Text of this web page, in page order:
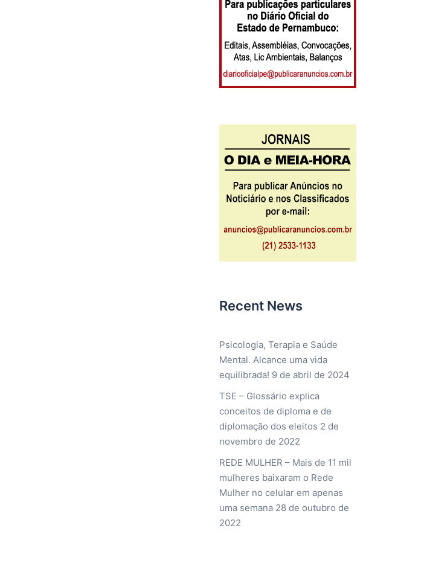
Recent News
Psicologia, Terapia e Saúde
Mental. Alcance uma vida
equilibrada! 9 de abril de 2024
TSE – Glossário explica
conceitos de diploma e de
diplomação dos eleitos 2 de
novembro de 2022
REDE MULHER – Mais de 11 mil
mulheres baixaram o Rede
Mulher no celular em apenas
uma semana 28 de outubro de
2022